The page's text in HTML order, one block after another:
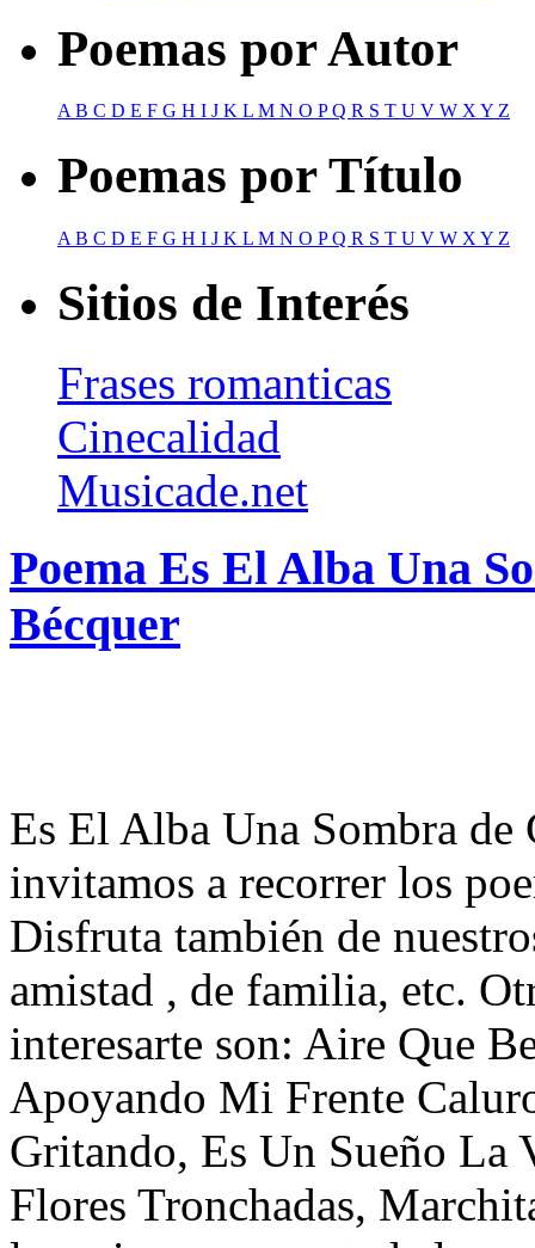
Poemas por Autor
AB C D E F G H I J K L M N O PQ R S T U V W XY Z
Poemas por Título
A B C D E F G H I J K L M N O PQ R S T U V W X Y Z
Sitios de Interés
Frases romanticas
Cinecalidad
Musicade.net
Poema Es El Alba Una
Bécquer
Es El Alba Una Sombra
invitamos a recorrer los
Disfruta también de
amistad , de familia, etc.
interesarte son: Aire Que
Apoyando Mi Frente
Gritando, Es Un Sueño La
Flores Tronchadas,